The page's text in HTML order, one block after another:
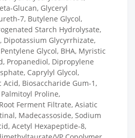
Glucan, Glyceryl
7, Butylene Glycol,
Starch Hydrolysate,
Dipotassium Glycyrrhizate,
Glycol, BHA, Myristic
Propanediol, Dipropylene
Caprylyl Glycol,
Acid, Biosaccharide Gum-1,
Proline,
Ferment Filtrate, Asiatic
Madecassoside, Sodium
Acetyl Hexapeptide-8,